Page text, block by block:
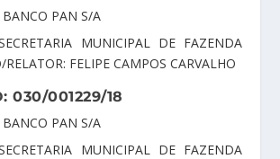
BANCO PAN S/A
MUNICIPAL DE FAZENDA
RELATOR: FELIPE CAMPOS CARVALHO
030/001229/18
BANCO PAN S/A
MUNICIPAL DE FAZENDA